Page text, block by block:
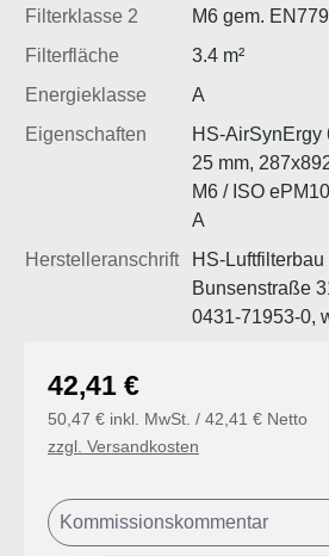
Filterklasse 2
M6 gem.
Filterfläche
3.4 m²
Energieklasse
A
Eigenschaften
HS-AirSynErgy
25 mm,
M6 / ISO
A
Herstelleranschrift
HS-Luftfilterbau
Bunsenstraße
0431-71953-0,
Regulärer Preis:
42,41 €
50,47 € inkl. MwSt. / 42,41 € Netto
zzgl. Versandkosten